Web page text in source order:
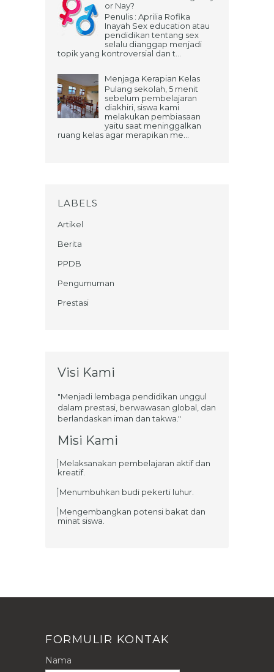
or Nay?
Penulis : Aprilia Rofika
Inayah Sex education atau
pendidikan tentang sex
selalu dianggap menjadi
topik yang kontroversial dan t...
Menjaga Kerapian Kelas
Pulang sekolah, 5 menit
sebelum pembelajaran
diakhiri, siswa kami
melakukan pembiasaan
yaitu saat meninggalkan
ruang kelas agar merapikan me...
LABELS
Artikel
Berita
PPDB
Pengumuman
Prestasi
Visi Kami
"Menjadi lembaga pendidikan unggul
dalam prestasi, berwawasan global, dan
berlandaskan iman dan takwa."
Misi Kami
Melaksanakan pembelajaran aktif dan
kreatif.
Menumbuhkan budi pekerti luhur.
Mengembangkan potensi bakat dan
minat siswa.
FORMULIR KONTAK
Nama